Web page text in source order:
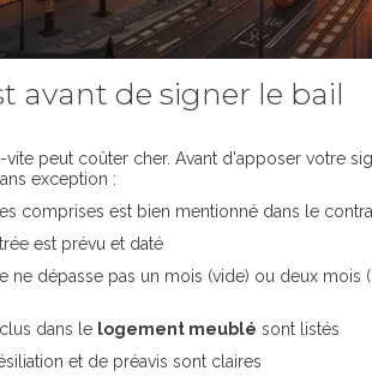
avant de signer le bail
vite peut coûter cher. Avant d'apposer votre
exception :
comprises est bien mentionné dans le
est prévu et daté
ne dépasse pas un mois (vide) ou deux mois
dans le logement meublé sont listés
et de préavis sont claires